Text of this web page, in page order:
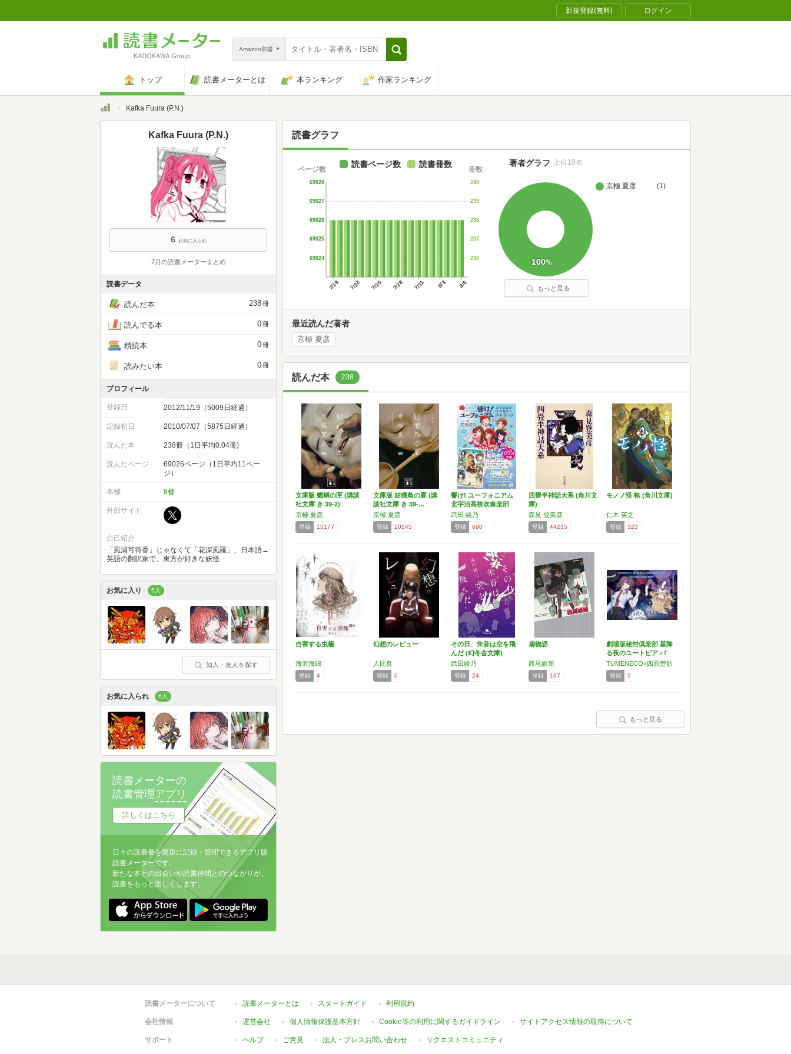
新規登録(無料) ログイン
Amazon和書
トップ 読書メーターとは 本ランキング 作家ランキング
トップKafka Fuura (P.N.)
読書グラフ
7/19 7/22 7/25 7/28 7/31 8/3 8/6
69024
69025
69026
69027
69028
ページ数
236
237
238
239
240
冊数
読書ページ数 読書冊数
京極 夏彦 (1)
100%
著者グラフ 上位10名
もっと見る
最近読んだ著者
京極 夏彦
読んだ本 238
文庫版 魍魎の匣 (講談
社文庫 き 39-2)
京極 夏彦
登録 15177
文庫版 姑獲鳥の夏 (講
談社文庫 き 39-…
京極 夏彦
登録 20145
響け! ユーフォニアム
北宇治高校吹奏楽部
の…
武田 綾乃
登録 690
四畳半神話大系 (角川文
庫)
森見 登美彦
登録 44235
モノノ怪 執 (角川文庫)
仁木 英之
登録 323
自害する虫籠
海沢海綿
登録 4
幻想のレビュー
人比良
登録 6
その日、朱音は空を飛
んだ (幻冬舎文庫)
武田綾乃
登録 24
扇物語
西尾維新
登録 167
劇場版秘封倶楽部 星降
る夜のユートピア パ
ン…
TUMENECO×四面楚歌
登録 9
もっと見る
Kafka Fuura (P.N.)
6 お気に入られ
7月の読書メーターまとめ
読書データ
読んだ本 238冊
読んでる本 0冊
積読本 0冊
読みたい本 0冊
プロフィール
登録日 2012/11/19（5009日経過）
記録初日 2010/07/07（5875日経過）
読んだ本 238冊（1日平均0.04冊)
読んだページ
69026ページ（1日平均11ペー
ジ）
本棚 8棚
外部サイト
自己紹介
「風浦可符香」じゃなくて「花深風羅」、日本語→
英語の翻訳家で、東方が好きな妖怪
お気に入り 5人
知人・友人を探す
お気に入られ 6人
読書メーターの
読書管理アプリ
詳しくはこちら
日々の読書量を簡単に記録・管理できるアプリ版
読書メーターです。
新たな本との出会いや読書仲間とのつながりが、
読書をもっと楽しくします。
読書メーターについて 読書メーターとは スタートガイド 利用規約
会社情報 運営会社 個人情報保護基本方針 Cookie等の利用に関するガイドライン サイトアクセス情報の取得について
サポート ヘルプ ご意見 法人・プレスお問い合わせ リクエストコミュニティ